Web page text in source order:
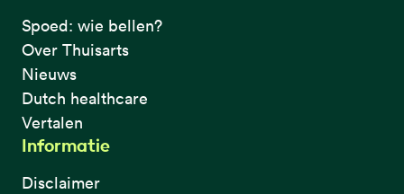
Spoed: wie bellen?
Over Thuisarts
Nieuws
Dutch healthcare
Vertalen
Informatie
Disclaimer